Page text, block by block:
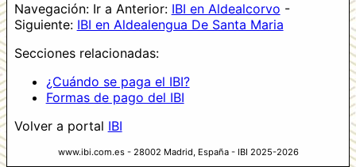
Navegación: Ir a Anterior: IBI en Aldealcorvo -
Siguiente: IBI en Aldealengua De Santa Maria
Secciones relacionadas:
¿Cuándo se paga el IBI?
Formas de pago del IBI
Volver a portal IBI
www.ibi.com.es - 28002 Madrid, España - IBI 2025-2026